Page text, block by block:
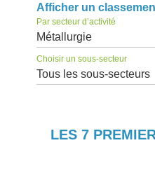
Afficher un
Par secteur d’activité
Métallurgie
Choisir un sous-secteur
Tous les sous-secteurs
LES 7